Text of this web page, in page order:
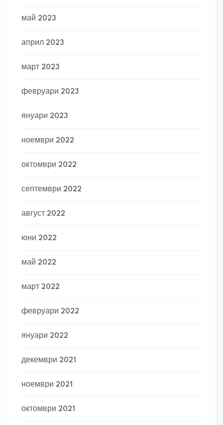
май 2023
април 2023
март 2023
февруари 2023
януари 2023
ноември 2022
октомври 2022
септември 2022
август 2022
юни 2022
май 2022
март 2022
февруари 2022
януари 2022
декември 2021
ноември 2021
октомври 2021